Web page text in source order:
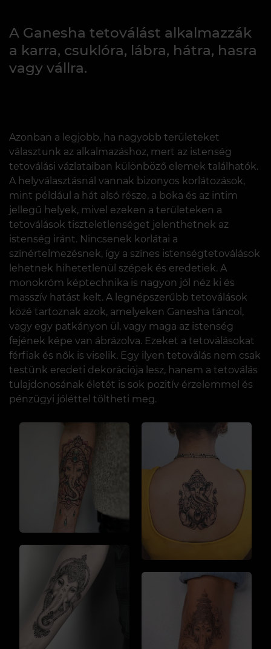
A Ganesha tetoválást alkalmazzák
a karra, csuklóra, lábra, hátra, hasra
vagy vállra.
Azonban a legjobb, ha nagyobb területeket
választunk az alkalmazáshoz, mert az istenség
tetoválási vázlataiban különböző elemek találhatók.
A helyválasztásnál vannak bizonyos korlátozások,
mint például a hát alsó része, a boka és az intim
jellegű helyek, mivel ezeken a területeken a
tetoválások tiszteletlenséget jelenthetnek az
istenség iránt. Nincsenek korlátai a
színértelmezésnek, így a színes istenségtetoválások
lehetnek hihetetlenül szépek és eredetiek. A
monokróm képtechnika is nagyon jól néz ki és
masszív hatást kelt. A legnépszerűbb tetoválások
közé tartoznak azok, amelyeken Ganesha táncol,
vagy egy patkányon ül, vagy maga az istenség
fejének képe van ábrázolva. Ezeket a tetoválásokat
férfiak és nők is viselik. Egy ilyen tetoválás nem csak
testünk eredeti dekorációja lesz, hanem a tetoválás
tulajdonosának életét is sok pozitív érzelemmel és
pénzügyi jóléttel töltheti meg.